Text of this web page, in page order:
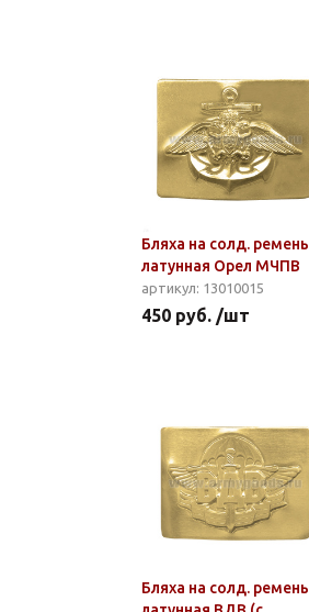
Бляха на солд. ремень
латунная Орел МЧПВ
артикул: 13010015
450 руб. /шт
Бляха на солд. ремень